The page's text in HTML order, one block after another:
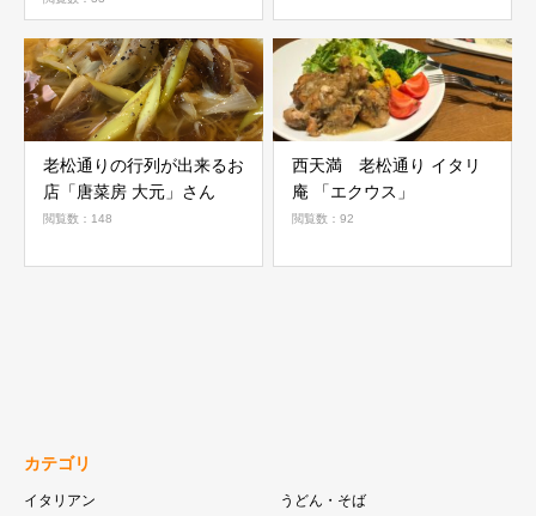
老松通りの行列が出来るお
店「唐菜房 大元」さん
閲覧数：148
西天満 老松通り イタリ
庵 「エクウス」
閲覧数：92
カテゴリ
イタリアン うどん・そば